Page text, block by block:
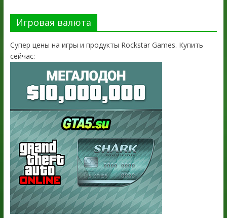
Игровая валюта
Супер цены на игры и продукты Rockstar Games. Купить
сейчас: